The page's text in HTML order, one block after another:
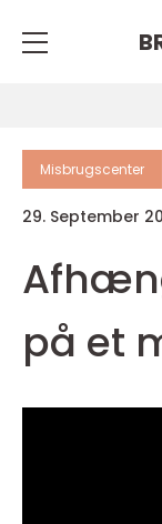
Misbrugscenter
29. September
på et